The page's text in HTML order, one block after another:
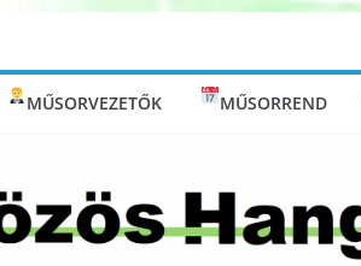
MŰSORVEZETŐK MŰSORREND